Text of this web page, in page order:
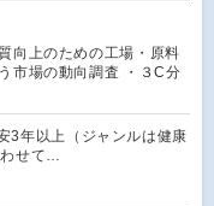
向上のための工場・原料
市場の動向調査 ・３C分
3年以上（ジャンルは健康
わせて…